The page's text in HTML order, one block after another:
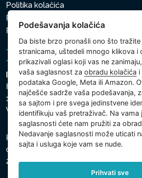
Politika kolačića
Politika zaštite ličnih i drugih
Politika kolačića
Intex Trading, s.r.o.
Hradecká 2526/3
130 00 Praha 3
Vinohrady - Česká republika
Kompanija je registrovana u
odeljak C, uložak 74759,
26150808, Poreski identifikacioni
Podešavanja kolačića
Da biste brzo pronašli ono što tražite
stranicama, uštedeli mnogo klikova i
prikazivali oglasi koji vas ne
vaša saglasnost zaobradu kolačića i
podataka Google, Meta ili Amazon.
najčešće sadrže vaša podešavanja,
sa sajtom i pre svega jedinstvene
identifikuju vaš pretraživač. Na vama
saglasnosti ćete nam pružiti za
Nedavanje saglasnosti može uticati
sajta i usluga koje vam se nude.
Prihvati sve